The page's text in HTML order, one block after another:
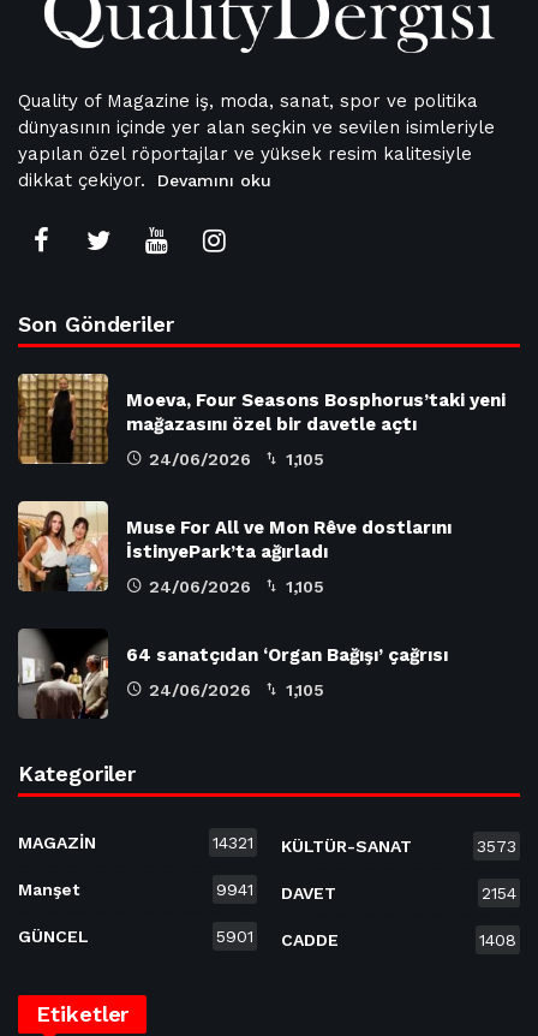
Quality of Magazine iş, moda, sanat, spor ve politika
dünyasının içinde yer alan seçkin ve sevilen isimleriyle
yapılan özel röportajlar ve yüksek resim kalitesiyle
dikkat çekiyor.
Devamını oku
Son Gönderiler
Moeva, Four Seasons Bosphorus’taki yeni
mağazasını özel bir davetle açtı
24/06/2026 1,105
Muse For All ve Mon Rêve dostlarını
İstinyePark’ta ağırladı
24/06/2026 1,105
64 sanatçıdan ‘Organ Bağışı’ çağrısı
24/06/2026 1,105
Kategoriler
MAGAZİN 14321
Manşet 9941
GÜNCEL 5901
KÜLTÜR-SANAT 3573
DAVET 2154
CADDE 1408
Etiketler